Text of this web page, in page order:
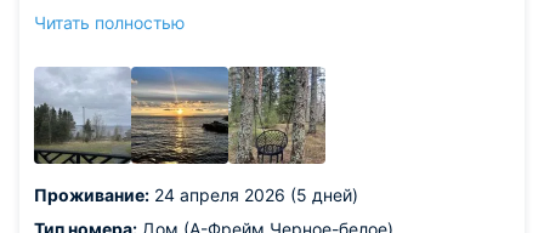
иногда ездили в 5 ( 15 км)
Вода не очень приятно пахнет, даже когда моешь
посуду, в чае потом присутствует этот запах
Читать полностью
Проживание: 24 апреля 2026 (5 дней)
Тип номера: Дом (А-Фрейм Черное-белое)